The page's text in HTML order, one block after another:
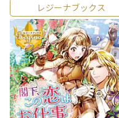
レジーナブックス